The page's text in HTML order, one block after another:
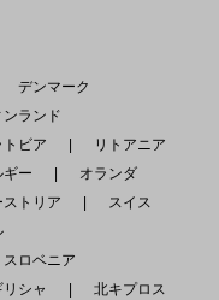
デンマーク
ランド
ビア
リトアニア
ギー
オランダ
トリア
スイス
ロベニア
シャ
北キプロス